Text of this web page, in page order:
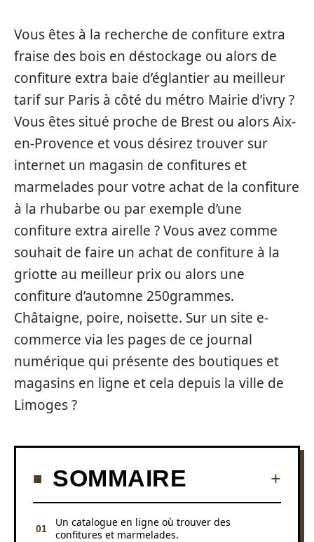
Vous êtes à la recherche de confiture extra
fraise des bois en déstockage ou alors de
confiture extra baie d’églantier au meilleur
tarif sur Paris à côté du métro Mairie d’ivry ?
Vous êtes situé proche de Brest ou alors Aix-
en-Provence et vous désirez trouver sur
internet un magasin de confitures et
marmelades pour votre achat de la confiture
à la rhubarbe ou par exemple d’une
confiture extra airelle ? Vous avez comme
souhait de faire un achat de confiture à la
griotte au meilleur prix ou alors une
confiture d’automne 250grammes.
Châtaigne, poire, noisette. Sur un site e-
commerce via les pages de ce journal
numérique qui présente des boutiques et
magasins en ligne et cela depuis la ville de
Limoges ?
SOMMAIRE
Un catalogue en ligne où trouver des
confitures et marmelades.